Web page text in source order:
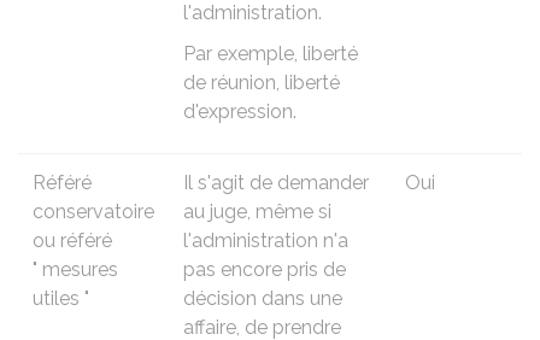
l'administration.
Par exemple, liberté
de réunion, liberté
d'expression.
Référé
conservatoire
ou référé
" mesures
utiles "
Il s'agit de demander
au juge, même si
l'administration n'a
pas encore pris de
décision dans une
affaire, de prendre
Oui